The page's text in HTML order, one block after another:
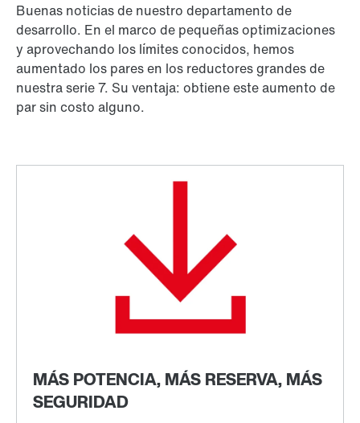
Buenas noticias de nuestro departamento de
desarrollo. En el marco de pequeñas optimizaciones
y aprovechando los límites conocidos, hemos
aumentado los pares en los reductores grandes de
nuestra serie 7. Su ventaja: obtiene este aumento de
par sin costo alguno.